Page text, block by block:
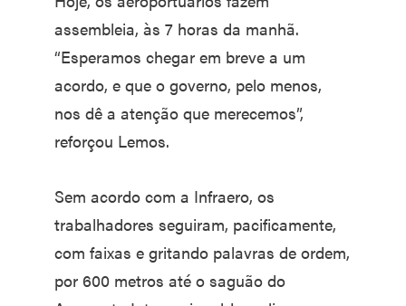
assembleia, às 7 horas da manhã.
“Esperamos chegar em breve a um
acordo, e que o governo, pelo menos,
nos dê a atenção que merecemos”,
reforçou Lemos.
Sem acordo com a Infraero, os
trabalhadores seguiram, pacificamente,
com faixas e gritando palavras de ordem,
por 600 metros até o saguão do